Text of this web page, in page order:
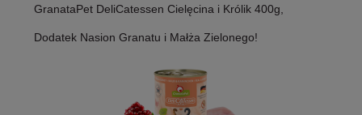
GranataPet DeliCatessen Cielęcina i Królik 400g,
Dodatek Nasion Granatu i Małża Zielonego!